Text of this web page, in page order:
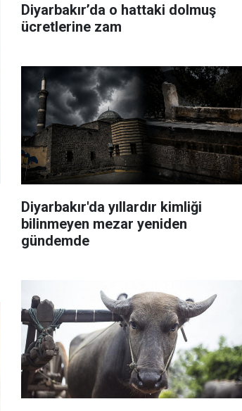
Diyarbakır’da o hattaki dolmuş
ücretlerine zam
Diyarbakır'da yıllardır kimliği
bilinmeyen mezar yeniden
gündemde